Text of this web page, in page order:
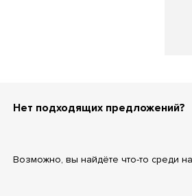
Нет подходящих предложений?
Возможно, вы найдёте что-то среди